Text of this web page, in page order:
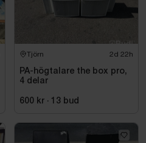
Tjörn 2d 22h
PA-högtalare the box pro,
4 delar
600 kr · 13 bud